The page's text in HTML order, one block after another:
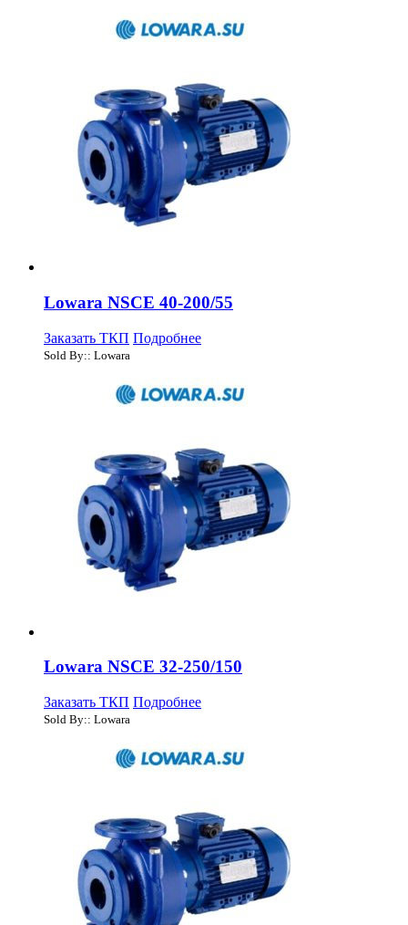
Lowara NSCE 40-200/55
Заказать ТКП Подробнее
Sold By:: Lowara
Lowara NSCE 32-250/150
Заказать ТКП Подробнее
Sold By:: Lowara